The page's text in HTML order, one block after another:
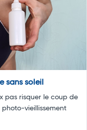
sans soleil
pas risquer le coup de
vieillissement